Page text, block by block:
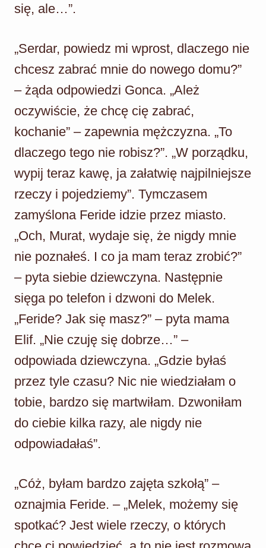
się, ale…”.
„Serdar, powiedz mi wprost, dlaczego nie
chcesz zabrać mnie do nowego domu?”
– żąda odpowiedzi Gonca. „Ależ
oczywiście, że chcę cię zabrać,
kochanie” – zapewnia mężczyzna. „To
dlaczego tego nie robisz?”. „W porządku,
wypij teraz kawę, ja załatwię najpilniejsze
rzeczy i pojedziemy”. Tymczasem
zamyślona Feride idzie przez miasto.
„Och, Murat, wydaje się, że nigdy mnie
nie poznałeś. I co ja mam teraz zrobić?”
– pyta siebie dziewczyna. Następnie
sięga po telefon i dzwoni do Melek.
„Feride? Jak się masz?” – pyta mama
Elif. „Nie czuję się dobrze…” –
odpowiada dziewczyna. „Gdzie byłaś
przez tyle czasu? Nic nie wiedziałam o
tobie, bardzo się martwiłam. Dzwoniłam
do ciebie kilka razy, ale nigdy nie
odpowiadałaś”.
„Cóż, byłam bardzo zajęta szkołą” –
oznajmia Feride. – „Melek, możemy się
spotkać? Jest wiele rzeczy, o których